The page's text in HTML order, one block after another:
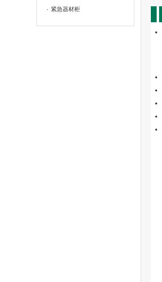
紧急器材柜